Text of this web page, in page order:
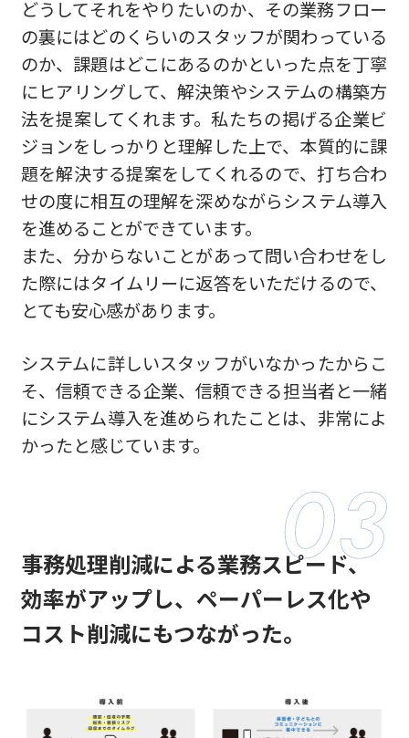
どうしてそれをやりたいのか、その業務フロー
の裏にはどのくらいのスタッフが関わっている
のか、課題はどこにあるのかといった点を丁寧
にヒアリングして、解決策やシステムの構築方
法を提案してくれます。私たちの掲げる企業ビ
ジョンをしっかりと理解した上で、本質的に課
題を解決する提案をしてくれるので、打ち合わ
せの度に相互の理解を深めながらシステム導入
を進めることができています。
また、分からないことがあって問い合わせをし
た際にはタイムリーに返答をいただけるので、
とても安心感があります。
システムに詳しいスタッフがいなかったからこ
そ、信頼できる企業、信頼できる担当者と一緒
にシステム導入を進められたことは、非常によ
かったと感じています。
事務処理削減による業務スピード、
効率がアップし、 ペーパーレス化や
コスト削減にもつながった。